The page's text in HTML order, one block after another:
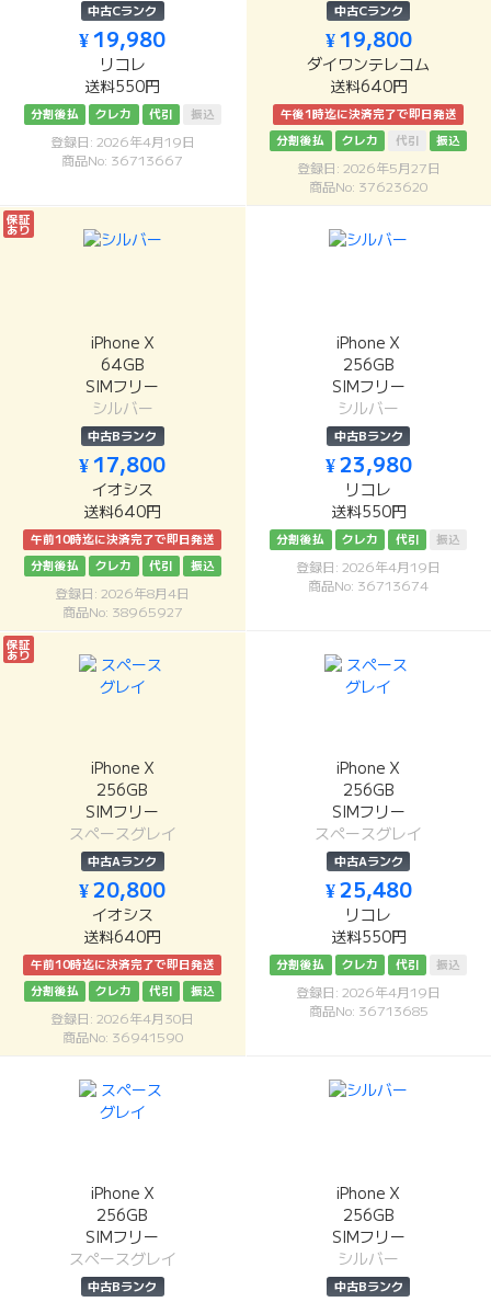
中古Cランク
¥ 19,980
リコレ
送料550円
分割後払 クレカ 代引 振込
登録日: 2026年4月19日
商品No: 36713667
中古Cランク
¥ 19,800
ダイワンテレコム
送料640円
午後1時迄に決済完了で即日発送
分割後払
クレカ 代引 振込
登録日: 2026年5月27日
商品No: 37623620
保証
あり
iPhone X
64GB
SIMフリー
シルバー
中古Bランク
¥ 17,800
イオシス
送料640円
午前10時迄に決済完了で即日発送
分割後払
クレカ 代引 振込
登録日: 2026年8月4日
商品No: 38965927
iPhone X
256GB
SIMフリー
シルバー
中古Bランク
¥ 23,980
リコレ
送料550円
分割後払 クレカ 代引 振込
登録日: 2026年4月19日
商品No: 36713674
保証
あり
iPhone X
256GB
SIMフリー
スペースグレイ
中古Aランク
¥ 20,800
イオシス
送料640円
午前10時迄に決済完了で即日発送
分割後払
クレカ 代引 振込
登録日: 2026年4月30日
商品No: 36941590
iPhone X
256GB
SIMフリー
スペースグレイ
中古Aランク
¥ 25,480
リコレ
送料550円
分割後払 クレカ 代引 振込
登録日: 2026年4月19日
商品No: 36713685
iPhone X
256GB
SIMフリー
スペースグレイ
中古Bランク
iPhone X
256GB
SIMフリー
シルバー
中古Bランク